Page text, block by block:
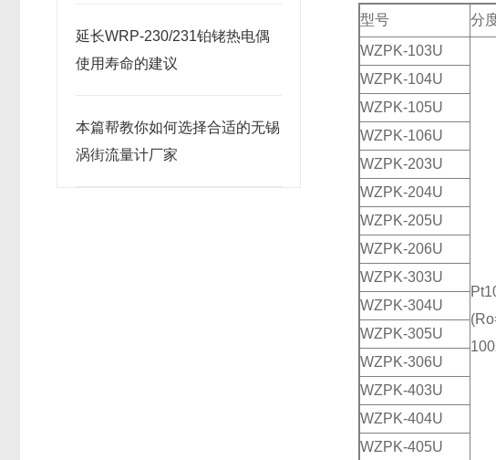
延长WRP-230/231铂铑热电偶
使用寿命的建议
本篇帮教你如何选择合适的无锡
涡街流量计厂家
型号 分
WZPK-103U
WZPK-104U
WZPK-105U
WZPK-106U
WZPK-203U
WZPK-204U
WZPK-205U
WZPK-206U
WZPK-303U
WZPK-304U
WZPK-305U
WZPK-306U
WZPK-403U
WZPK-404U
WZPK-405U